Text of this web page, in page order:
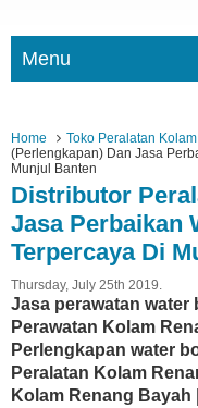
Menu
Home Toko Peralatan
(Perlengkapan) Dan Jasa
Munjul Banten
Distributor
Jasa Perbaikan
Terpercaya Di
Thursday, July 25th 2019.
Jasa perawatan water
Perawatan Kolam
Perlengkapan water
Peralatan Kolam
Kolam Renang